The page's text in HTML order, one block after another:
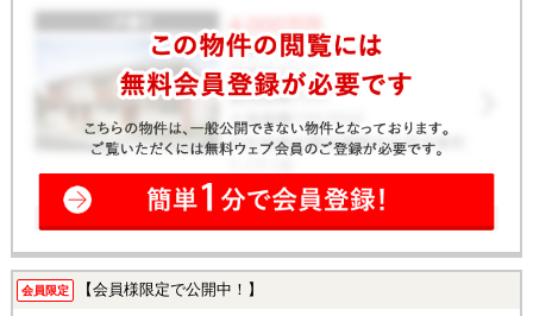
会員限定 【会員様限定で公開中！】